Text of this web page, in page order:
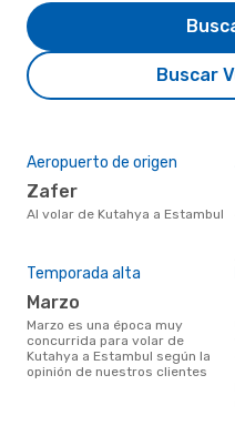
Buscar
Aeropuerto de origen
Zafer
Al volar de Kutahya a Estambul
Temporada alta
marzo
marzo es una época muy
concurrida para volar de
Kutahya a Estambul según la
opinión de nuestros clientes